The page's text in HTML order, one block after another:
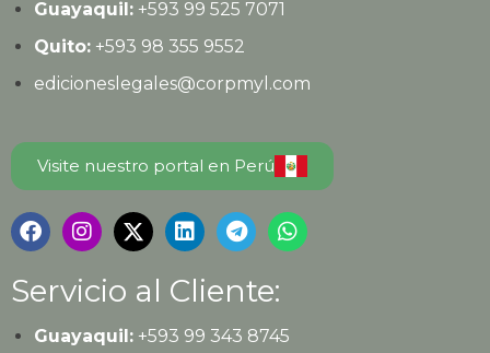
Guayaquil:+593 99 525 7071
Quito:+593 98 355 9552
edicioneslegales@corpmyl.com
Visite nuestro portal en Perú
Servicio al Cliente:
Guayaquil:+593 99 343 8745